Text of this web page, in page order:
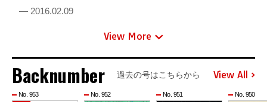
— 2016.02.09
View More
Backnumber 過去の号はこちらから View All
No. 953 No. 952 No. 951 No. 950